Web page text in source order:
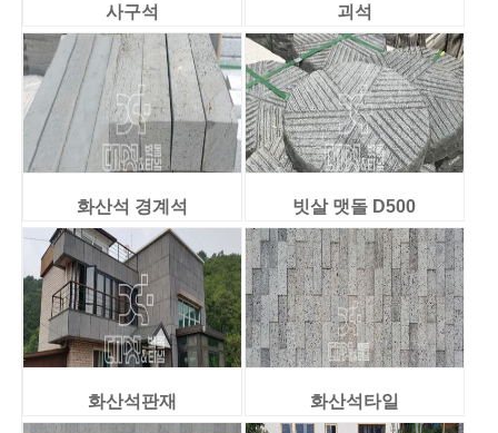
사구석 괴석
화산석 경계석 빗살 맷돌 D500
화산석판재 화산석타일